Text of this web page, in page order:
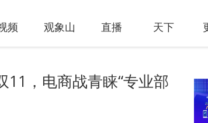
频 观象山 直播 天下
，电商战青睐“专业部